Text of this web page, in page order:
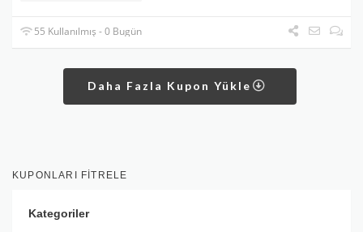
55 Kullanılmış - 0 Bugün
Daha Fazla Kupon Yükle
KUPONLARI FITRELE
Kategoriler